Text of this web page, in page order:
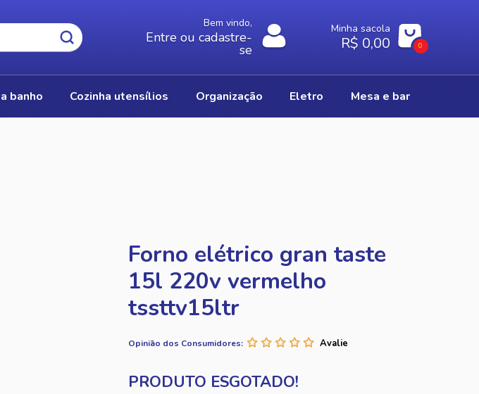
Bem vindo,
Entre ou cadastre-
se
Minha sacola
R$ 0,00 0
banho cozinha utensílios organização eletro mesa e bar
Forno elétrico gran taste
15l 220v vermelho
tssttv15ltr
Opinião dos Consumidores: